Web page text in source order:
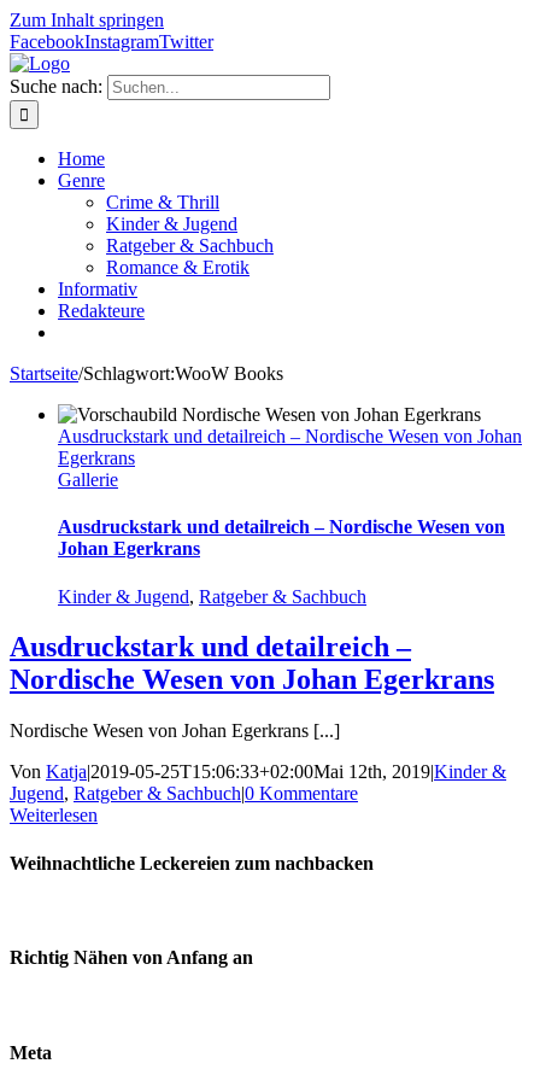
Zum Inhalt springen
FacebookInstagramTwitter
Suche nach:
Home
Genre
Crime & Thrill
Kinder & Jugend
Ratgeber & Sachbuch
Romance & Erotik
Informativ
Redakteure
Startseite/Schlagwort:WooW Books
Ausdruckstark und detailreich – Nordische Wesen von Johan
Egerkrans
Gallerie
Ausdruckstark und detailreich – Nordische Wesen von
Johan Egerkrans
Kinder & Jugend, Ratgeber & Sachbuch
Ausdruckstark und detailreich –
Nordische Wesen von Johan Egerkrans
Nordische Wesen von Johan Egerkrans [...]
Von Katja|2019-05-25T15:06:33+02:00Mai 12th, 2019|Kinder &
Jugend, Ratgeber & Sachbuch|0 Kommentare
Weiterlesen
Weihnachtliche Leckereien zum nachbacken
Richtig Nähen von Anfang an
Meta